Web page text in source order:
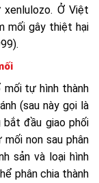
Ở Việt
mối gây thiệt hại
tự hình thành
(sau này gọi là
bắt đầu giao phối
non sau phân
sản và loại hình
phân chia thành